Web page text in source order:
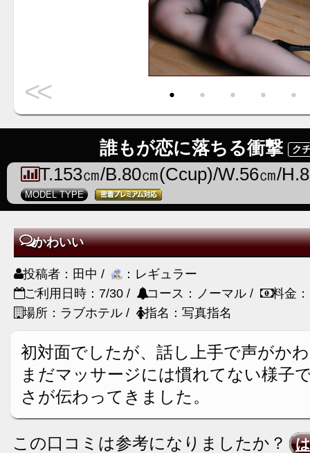
<< ・ ・ ・ ・ ・
誰もが恋に落ちる衝撃 ク
T.153㎝/B.80㎝(Ccup)/W.56㎝/
MODEL TYPE
かわいい
投稿者：田中 /
：レギュラー
ご利用日時：7/30 /
コース：ノーマル /
料金
場所：ラブホテル /
指名：写真指名
初対面でしたが、話し上手で声がか
まだマッサージには慣れてない様子
さが伝わってきました。
この口コミは参考になりましたか？